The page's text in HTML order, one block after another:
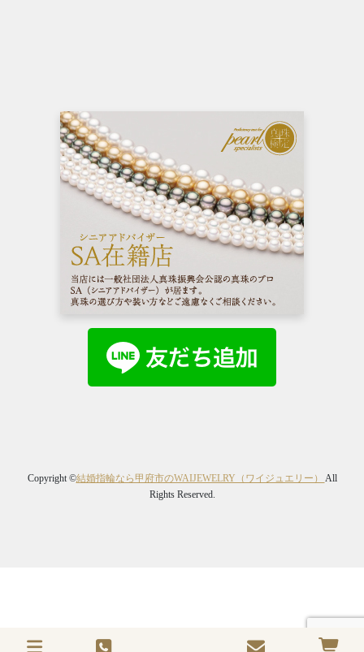
Copyright ©結婚指輪なら甲府市のWAIJEWELRY（ワイジュエリー） All
Rights Reserved.